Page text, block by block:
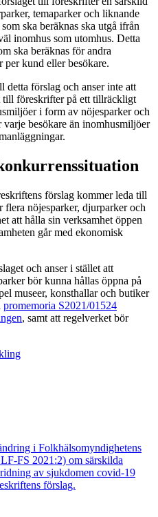
temaparker och liknande
ska beräknas ska utgå ifrån
inomhus som utomhus. Detta
ska beräknas för andra
per kund eller besökare.
detta förslag och anser inte att
föreskrifter på ett tillräckligt
i form av nöjesparker och
besökare än inomhusmiljöer
förslag kommer leda till
nöjesparker, djurparker och
att hålla sin verksamhet öppen
går med ekonomisk
och anser i stället att
bör kunna hållas öppna på
museer, konsthallar och butiker
promemoria S2021/01524
, samt att regelverket bör
i Folkhälsomyndighetens
FS 2021:2) om särskilda
av sjukdomen covid-19
förslag.